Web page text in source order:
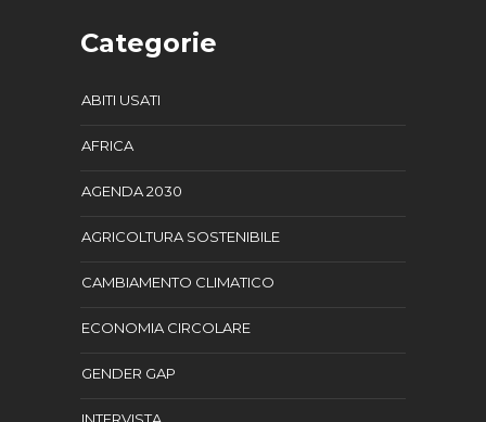
Categorie
ABITI USATI
AFRICA
AGENDA 2030
AGRICOLTURA SOSTENIBILE
CAMBIAMENTO CLIMATICO
ECONOMIA CIRCOLARE
GENDER GAP